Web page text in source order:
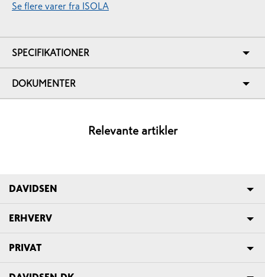
Se flere varer fra ISOLA
SPECIFIKATIONER
DOKUMENTER
Relevante artikler
DAVIDSEN
ERHVERV
PRIVAT